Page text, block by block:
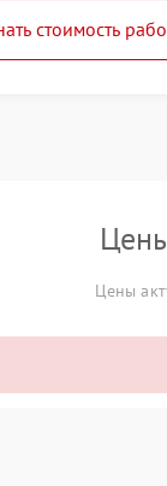
стоимость
Цены